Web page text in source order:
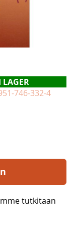
LAGER
746-332-4
tutkitaan